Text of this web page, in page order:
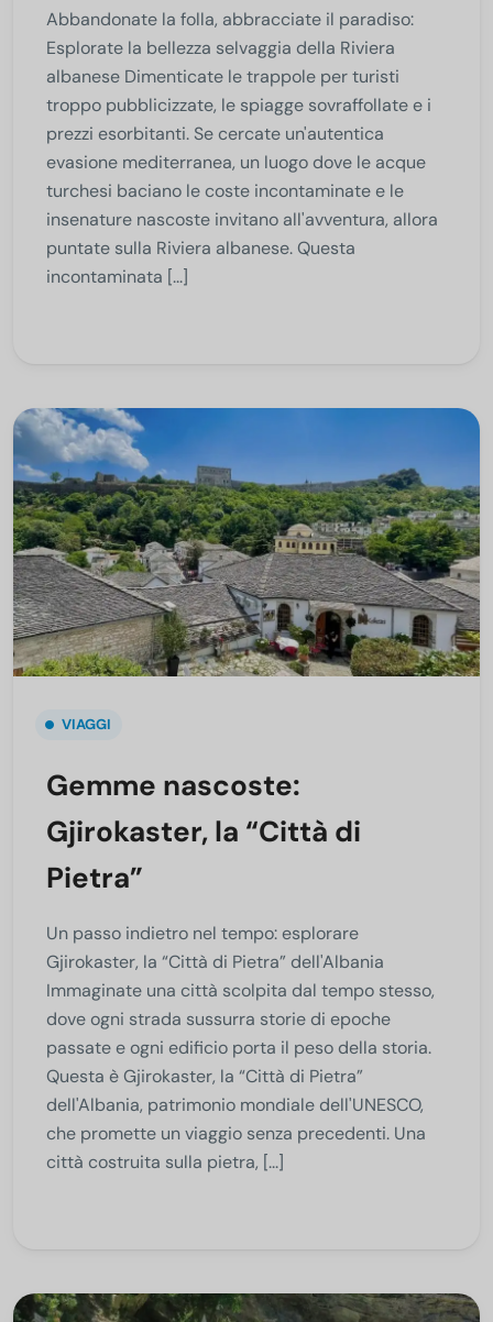
Abbandonate la folla, abbracciate il paradiso:
Esplorate la bellezza selvaggia della Riviera
albanese Dimenticate le trappole per turisti
troppo pubblicizzate, le spiagge sovraffollate e i
prezzi esorbitanti. Se cercate un'autentica
evasione mediterranea, un luogo dove le acque
turchesi baciano le coste incontaminate e le
insenature nascoste invitano all'avventura, allora
puntate sulla Riviera albanese. Questa
incontaminata [...]
VIAGGI
Gemme nascoste:
Gjirokaster, la “Città di
Pietra”
Un passo indietro nel tempo: esplorare
Gjirokaster, la “Città di Pietra” dell'Albania
Immaginate una città scolpita dal tempo stesso,
dove ogni strada sussurra storie di epoche
passate e ogni edificio porta il peso della storia.
Questa è Gjirokaster, la “Città di Pietra”
dell'Albania, patrimonio mondiale dell'UNESCO,
che promette un viaggio senza precedenti. Una
città costruita sulla pietra, [...]